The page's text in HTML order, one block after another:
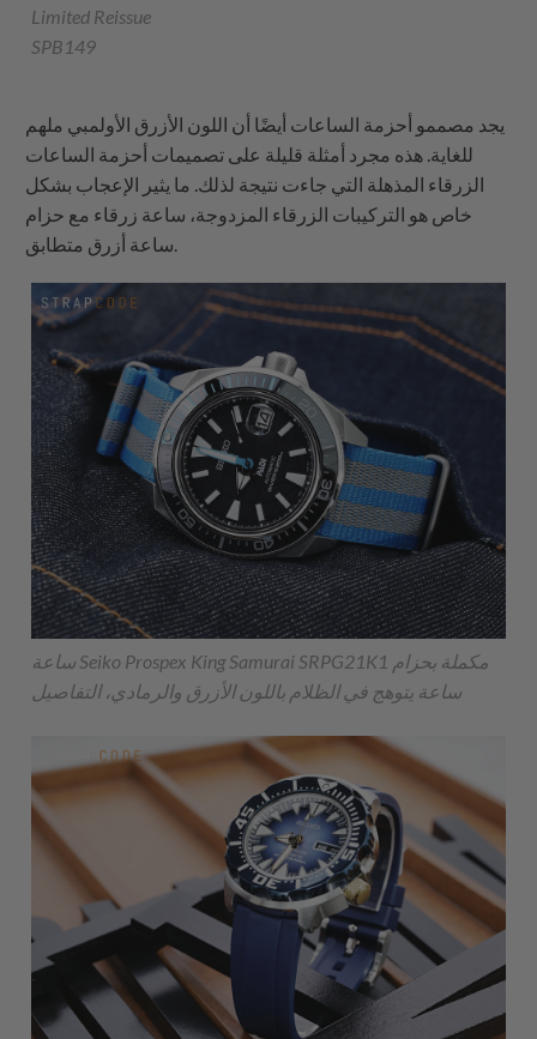
Limited Reissue
SPB149
يجد مصممو أحزمة الساعات أيضًا أن اللون الأزرق الأولمبي ملهم
للغاية. هذه مجرد أمثلة قليلة على تصميمات أحزمة الساعات
الزرقاء المذهلة التي جاءت نتيجة لذلك. ما يثير الإعجاب بشكل
خاص هو التركيبات الزرقاء المزدوجة، ساعة زرقاء مع حزام
ساعة أزرق متطابق.
ساعة Seiko Prospex King Samurai SRPG21K1 مكملة بحزام
ساعة يتوهج في الظلام باللون الأزرق والرمادي، التفاصيل